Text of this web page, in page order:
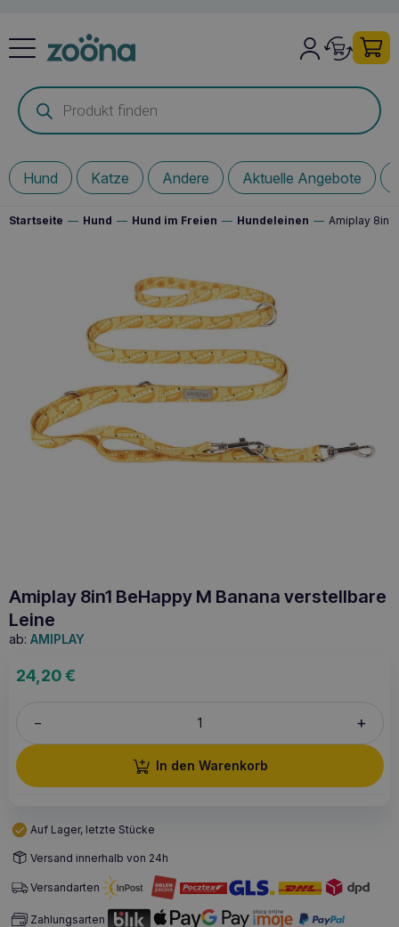
Products
search
Hund Katze Andere Aktuelle Angebote
Startseite — Hund — Hund im Freien — Hundeleinen — Amiplay
Amiplay 8in1 BeHappy M Banana verstellbare
Leine
ab: AMIPLAY
24,20€
– +
In den Warenkorb
Auf Lager, letzte Stücke
Versand innerhalb von 24h
Versandarten
Zahlungsarten